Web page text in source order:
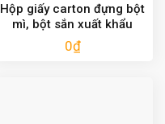
Hộp giấy carton đựng bột
mì, bột sắn xuất khẩu
0₫